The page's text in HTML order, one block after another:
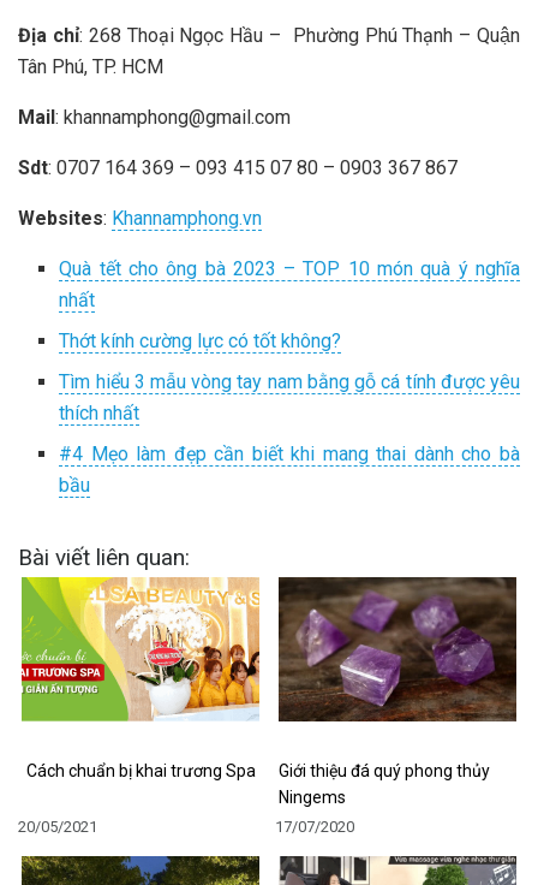
Địa chỉ: 268 Thoại Ngọc Hầu – Phường Phú Thạnh – Quận
Tân Phú, TP. HCM
Mail: khannamphong@gmail.com
Sdt: 0707 164 369 – 093 415 07 80 – 0903 367 867
Websites: Khannamphong.vn
Quà tết cho ông bà 2023 – TOP 10 món quà ý nghĩa
nhất
Thớt kính cường lực có tốt không?
Tìm hiểu 3 mẫu vòng tay nam bằng gỗ cá tính được yêu
thích nhất
#4 Mẹo làm đẹp cần biết khi mang thai dành cho bà
bầu
Bài viết liên quan:
Cách chuẩn bị khai trương Spa
20/05/2021
Giới thiệu đá quý phong thủy
Ningems
17/07/2020